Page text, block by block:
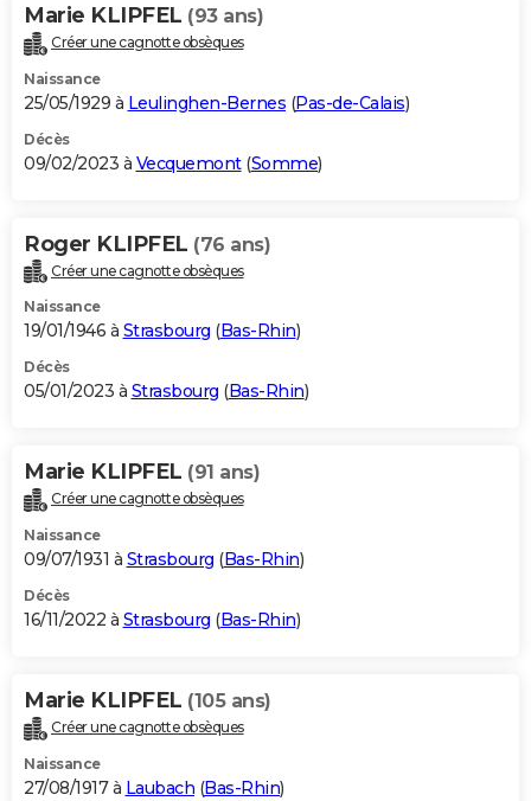
Marie KLIPFEL (93 ans)
Créer une cagnotte obsèques
Naissance
25/05/1929 à Leulinghen-Bernes (Pas-de-Calais)
Décès
09/02/2023 à Vecquemont(Somme)
Roger KLIPFEL (76 ans)
Créer une cagnotte obsèques
Naissance
19/01/1946 à Strasbourg (Bas-Rhin)
Décès
05/01/2023 à Strasbourg (Bas-Rhin)
Marie KLIPFEL (91 ans)
Créer une cagnotte obsèques
Naissance
09/07/1931 à Strasbourg (Bas-Rhin)
Décès
16/11/2022 à Strasbourg (Bas-Rhin)
Marie KLIPFEL (105 ans)
Créer une cagnotte obsèques
Naissance
27/08/1917 à Laubach (Bas-Rhin)